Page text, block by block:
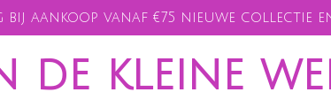
bij aankoop vanaf €75 nieuwe collectie
de kleine